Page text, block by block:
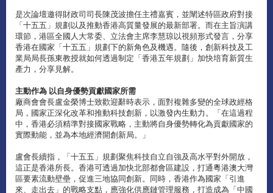
是次論壇邀得財政司司長陳茂波擔任主禮嘉賓，並闡述特區政府對接
「十五五」規劃以及推動香港高質量發展的最新部署。而在主旨演講
環節，港區全國人大常委、立法會主席李慧琼以視頻形式發言，分享
香港在國家「十五五」規劃下的新角色及機遇。隨後，創新科技及工
業局局長孫東教授就如何透過制定「香港五年規劃」加快培育新質生
產力，分享見解。
主動作為 以自身優勢貢獻國家所需
廠商會會長盧金榮博士致歡迎辭時表示，面對複雜多變的全球政經格
局，國家正深化改革和推動科技創新，以激發內生動力。「在這過程
中，香港必須精準對接國家戰略，主動將自身優勢轉化為貢獻國家的
實際動能，並為本地經濟開創新局。」
盧會長續指，「十五五」規劃聚焦科技自立自強及高水平對外開放，
這正是香港所長。香港可透過加快北部都會區建設，打通粵港澳大灣
區要素流動壁壘，促進三地協同創新。同時，香港作為國家「引進
來、走出去」的戰略支點，應強化供應鏈管理服務，打造成為「中國